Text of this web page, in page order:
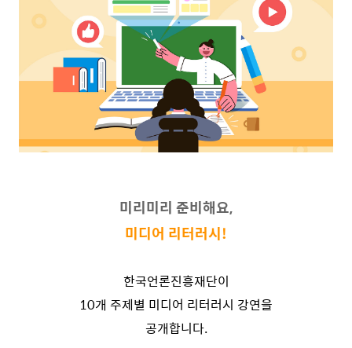
미리미리 준비해요,
미디어 리터러시!
한국언론진흥재단이
10개 주제별 미디어 리터러시 강연을
공개합니다.